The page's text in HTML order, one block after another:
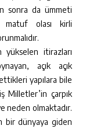
sonra da ümmeti
matuf olası kirli
itirazları
açık açık
yapılara bile
Milletler’in çarpık
neden olmaktadır.
bir dünyaya giden